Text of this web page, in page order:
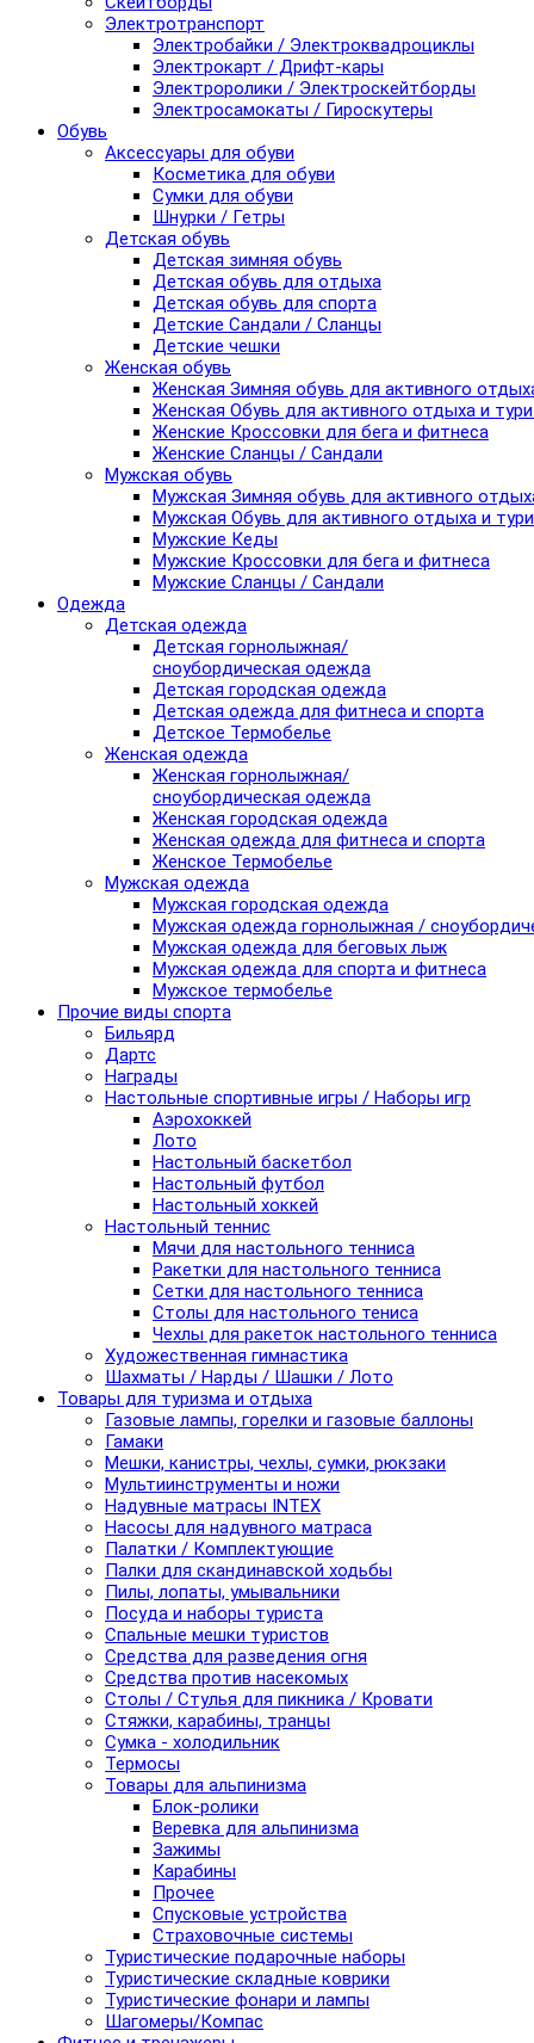
Электротранспорт
Электробайки / Электроквадроциклы
Электрокарт / Дрифт-кары
Электроролики / Электроскейтборды
Электросамокаты / Гироскутеры
Обувь
Аксессуары для обуви
Косметика для обуви
Сумки для обуви
Шнурки / Гетры
Детская обувь
Детская зимняя обувь
Детская обувь для отдыха
Детская обувь для спорта
Детские Сандали / Сланцы
Детские чешки
Женская обувь
Женская Зимняя обувь для активного
Женская Обувь для активного отдыха и
Женские Кроссовки для бега и фитнеса
Женские Сланцы / Сандали
Мужская обувь
Мужская Зимняя обувь для активного
Мужская Обувь для активного отдыха и
Мужские Кеды
Мужские Кроссовки для бега и фитнеса
Мужские Сланцы / Сандали
Одежда
Детская одежда
Детская горнолыжная/
сноубордическая одежда
Детская городская одежда
Детская одежда для фитнеса и спорта
Детское Термобелье
Женская одежда
Женская горнолыжная/
сноубордическая одежда
Женская городская одежда
Женская одежда для фитнеса и спорта
Женское Термобелье
Мужская одежда
Мужская городская одежда
Мужская одежда горнолыжная /
Мужская одежда для беговых лыж
Мужская одежда для спорта и фитнеса
Мужское термобелье
Прочие виды спорта
Бильярд
Дартс
Награды
Настольные спортивные игры / Наборы игр
Аэрохоккей
Лото
Настольный баскетбол
Настольный футбол
Настольный хоккей
Настольный теннис
Мячи для настольного тенниса
Ракетки для настольного тенниса
Сетки для настольного тенниса
Столы для настольного тениса
Чехлы для ракеток настольного тенниса
Художественная гимнастика
Шахматы / Нарды / Шашки / Лото
Товары для туризма и отдыха
Газовые лампы, горелки и газовые баллоны
Гамаки
Мешки, канистры, чехлы, сумки, рюкзаки
Мультиинструменты и ножи
Надувные матрасы INTEX
Насосы для надувного матраса
Палатки / Комплектующие
Палки для скандинавской ходьбы
Пилы, лопаты, умывальники
Посуда и наборы туриста
Спальные мешки туристов
Средства для разведения огня
Средства против насекомых
Столы / Стулья для пикника / Кровати
Стяжки, карабины, транцы
Сумка - холодильник
Термосы
Товары для альпинизма
Блок-ролики
Веревка для альпинизма
Зажимы
Карабины
Прочее
Спусковые устройства
Страховочные системы
Туристические подарочные наборы
Туристические складные коврики
Туристические фонари и лампы
Шагомеры/Компас